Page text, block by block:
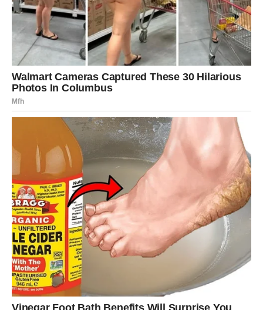
ne možete odlagati.
Ako osetite da vam se pruža šansa –ne analizirajte je
predugo
. Zvezde vam poručuju da je sada trenutak kada
sreća dolazi onima koji se usuđuju da reaguju odmah.
Finansije – iznenadan potez
Na finansijskom planu moguće su nagle odluke – trošak,
ulaganje ili dogovor koji zahteva brzu reakciju. Iako ćete
se dvoumiti, ispostaviće se da je odluka doneta ovog
vikendakorak ka većoj stabilnosti
Važno je da ne reagujete iz straha, već iz poverenja u
sopstvenu snalažljivost – a ona je vaša najveća snaga.
Zdravlje i energija – um radi